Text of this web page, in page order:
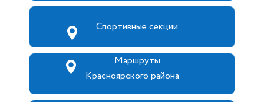
Спортивные секции
Маршруты
Красноярского района